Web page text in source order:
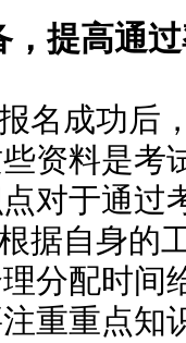
，提高通
名成功后
资料是考
对于通过
据自身的
分配时间
重重点知